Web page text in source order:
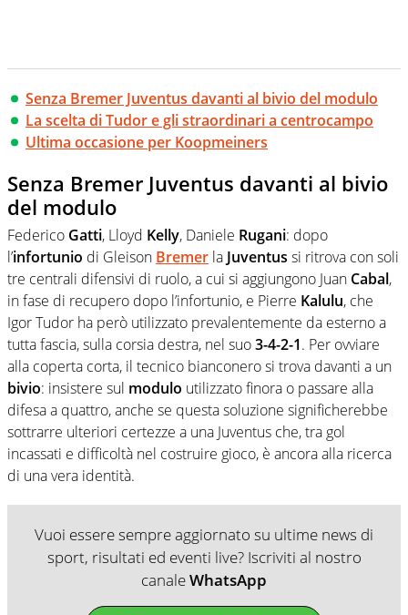
Senza Bremer Juventus davanti al bivio del modulo
La scelta di Tudor e gli straordinari a centrocampo
Ultima occasione per Koopmeiners
Senza Bremer Juventus davanti al bivio
del modulo
Federico Gatti, Lloyd Kelly, Daniele Rugani: dopo
l’infortunio di Gleison Bremer la Juventus si ritrova con soli
tre centrali difensivi di ruolo, a cui si aggiungono Juan Cabal,
in fase di recupero dopo l’infortunio, e Pierre Kalulu, che
Igor Tudor ha però utilizzato prevalentemente da esterno a
tutta fascia, sulla corsia destra, nel suo3-4-2-1. Per ovviare
alla coperta corta, il tecnico bianconero si trova davanti a un
bivio: insistere sul modulo utilizzato finora o passare alla
difesa a quattro, anche se questa soluzione significherebbe
sottrarre ulteriori certezze a una Juventus che, tra gol
incassati e difficoltà nel costruire gioco, è ancora alla ricerca
di una vera identità.
Vuoi essere sempre aggiornato su ultime news di
sport, risultati ed eventi live? Iscriviti al nostro
canaleWhatsApp